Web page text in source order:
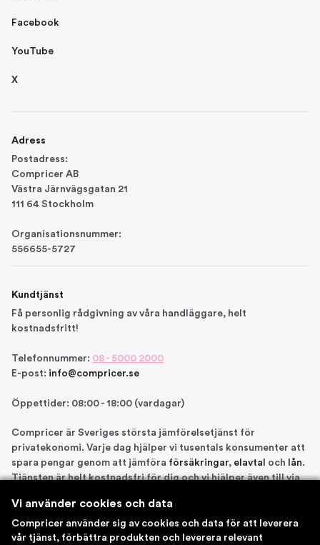
Facebook
YouTube
X
Adress
Postadress:
Compricer AB
Västra Järnvägsgatan 21
111 64 Stockholm
Organisationsnummer:
556655-5727
Kundtjänst
Få personlig rådgivning av våra handläggare, helt
kostnadsfritt!
Telefonnummer: 08 - 5000 2000
E-post: info@compricer.se
Öppettider: 08:00 - 18:00 (vardagar)
Compricer är Sveriges största jämförelsetjänst för
privatekonomi. Varje dag hjälper vi tusentals konsumenter att
spara pengar genom att jämföra försäkringar, elavtal och lån.
Tjänsten är helt kostnadsfri för dig och vi hjälper även till via
försäkringsdistributör hos Bolagsverket samt står under
Finansinspektionens tillsyn. Åtta gånger har vi blivit utsedda
till en av Sveriges 100 bästa sajter av IDG. Du kan känna dig
Vi använder cookies och data
Compricer använder sig av cookies och data för att leverera
vår tjänst, förbättra produkten och leverera relevant